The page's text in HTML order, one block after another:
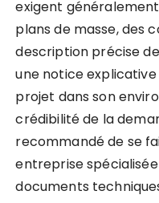
exigent
plans de masse, des
description précise
une notice
projet dans son
crédibilité de la
recommandé de se
entreprise
documents